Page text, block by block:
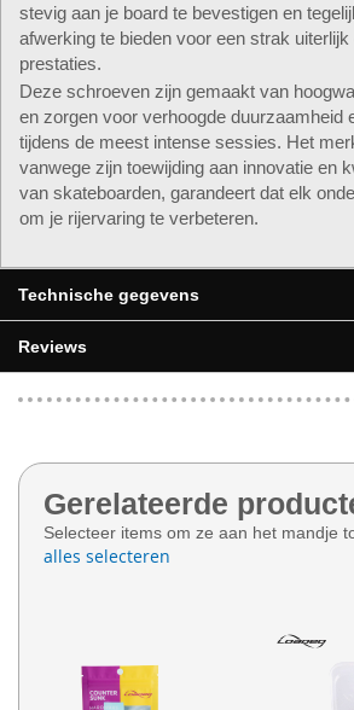
stevig aan je board te bevestigen en
afwerking te bieden voor een strak uiterlijk
prestaties.
Deze schroeven zijn gemaakt van
en zorgen voor verhoogde duurzaamheid
tijdens de meest intense sessies. Het
vanwege zijn toewijding aan innovatie en
van skateboarden, garandeert dat elk
om je rijervaring te verbeteren.
Technische gegevens
Reviews
Gerelateerde
Selecteer items om ze aan het mandje
alles selecteren